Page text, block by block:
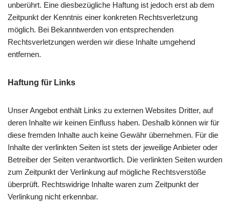
unberührt. Eine diesbezügliche Haftung ist jedoch erst ab dem
Zeitpunkt der Kenntnis einer konkreten Rechtsverletzung
möglich. Bei Bekanntwerden von entsprechenden
Rechtsverletzungen werden wir diese Inhalte umgehend
entfernen.
Haftung für Links
Unser Angebot enthält Links zu externen Websites Dritter, auf
deren Inhalte wir keinen Einfluss haben. Deshalb können wir für
diese fremden Inhalte auch keine Gewähr übernehmen. Für die
Inhalte der verlinkten Seiten ist stets der jeweilige Anbieter oder
Betreiber der Seiten verantwortlich. Die verlinkten Seiten wurden
zum Zeitpunkt der Verlinkung auf mögliche Rechtsverstöße
überprüft. Rechtswidrige Inhalte waren zum Zeitpunkt der
Verlinkung nicht erkennbar.